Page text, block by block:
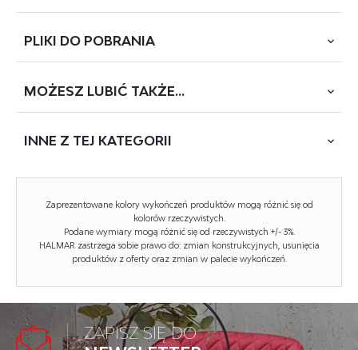
wymiary: 100/29/140 cm, materiał: płyta meblowa
wielobarwny
Materiał:
płyta meblowa laminowana, stal
malowana proszkowo
Szerokość (Zakres): 29
Nazwa kolekcji: Mezo
Wysokość: 140
PLIKI DO POBRANIA
MEZO-KM4
Zaprezentowane kolory wykończeń produktów mogą różnić się od
kolorów rzeczywistych.
Podane wymiary mogą różnić się od rzeczywistych +/- 3%.
HALMAR zastrzega sobie prawo do: zmian konstrukcyjnych, usunięcia
produktów z oferty oraz zmian w palecie wykończeń.
MOŻESZ LUBIĆ TAKŻE...
INNE Z TEJ KATEGORII
ZAPISZ SIĘ DO